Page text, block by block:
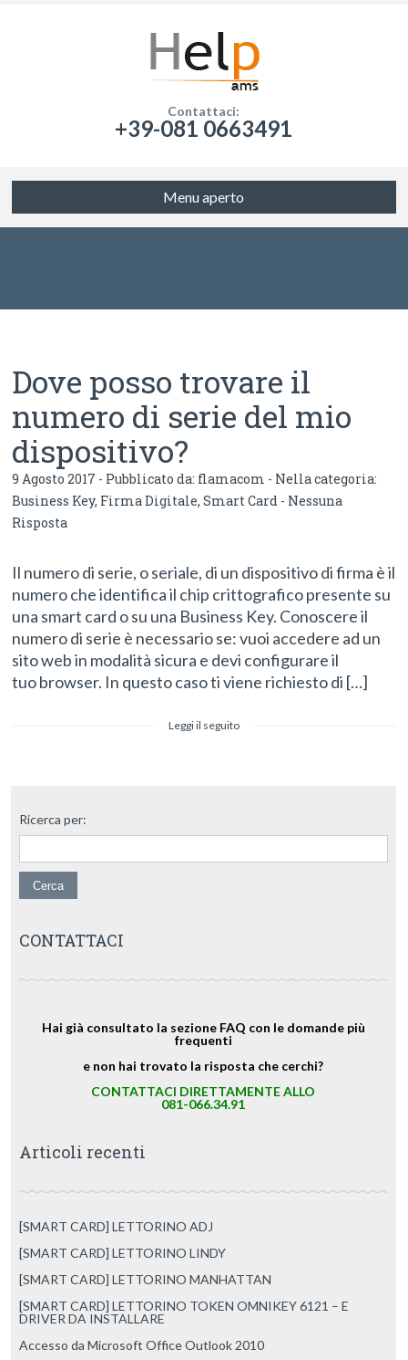
Contattaci:
+39-081 0663491
Menu aperto
Dove posso trovare il
numero di serie del mio
dispositivo?
9 Agosto 2017 - Pubblicato da: flamacom - Nella categoria:
Business Key, Firma Digitale,Smart Card - Nessuna
Risposta
Il numero di serie, o seriale, di un dispositivo di firma è il
numero che identifica il chip crittografico presente su
una smart card o su una Business Key. Conoscere il
numero di serie è necessario se: vuoi accedere ad un
sito web in modalità sicura e devi configurare il
tuo browser. In questo caso ti viene richiesto di […]
Leggi il seguito
Ricerca per:
CONTATTACI
Hai già consultato la sezione FAQ con le domande più
frequenti
e non hai trovato la risposta che cerchi?
CONTATTACI DIRETTAMENTE ALLO
081-066.34.91
Articoli recenti
[SMART CARD] LETTORINO ADJ
[SMART CARD] LETTORINO LINDY
[SMART CARD] LETTORINO MANHATTAN
[SMART CARD] LETTORINO TOKEN OMNIKEY 6121 – E
DRIVER DA INSTALLARE
Accesso da Microsoft Office Outlook 2010